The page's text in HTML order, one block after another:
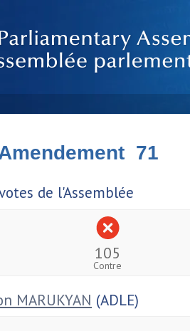
71
de l'Assemblée
105
Contre
MARUKYAN (ADLE)